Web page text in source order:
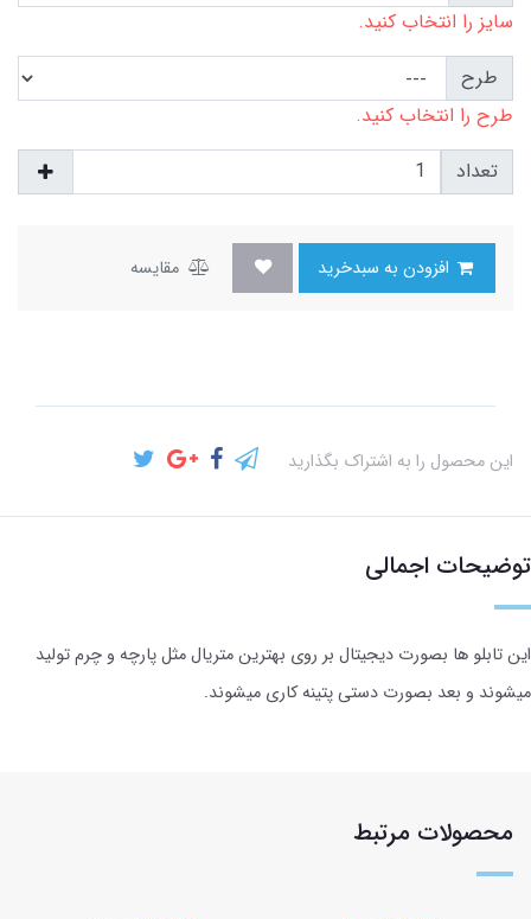
سایز را انتخاب کنید.
طرح
طرح را انتخاب کنید.
تعداد
مقایسه
این محصول را به اشتراک بگذارید
توضیحات اجمالی
این تابلو ها بصورت دیجیتال بر روی بهترین متریال مثل پارچه و چرم تولید
میشوند و بعد بصورت دستی پتینه کاری میشوند.
محصولات مرتبط